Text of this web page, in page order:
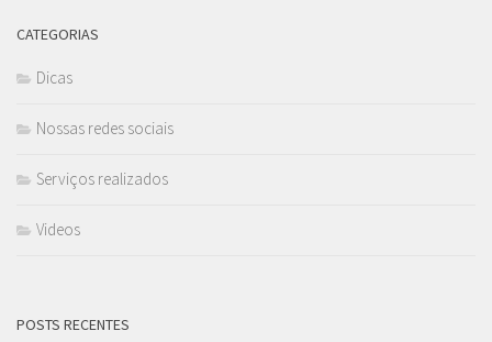
CATEGORIAS
Dicas
Nossas redes sociais
Serviços realizados
Videos
POSTS RECENTES